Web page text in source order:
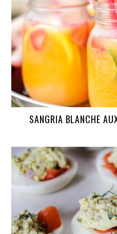
SANGRIA BLANCHE